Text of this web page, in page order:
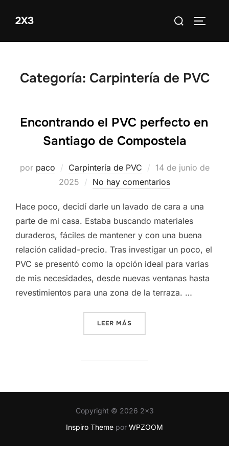
2X3 Buscar:
Categoría: Carpintería de PVC
Encontrando el PVC perfecto en
Santiago de Compostela
por paco Carpintería de PVC
Publicado
el
14 de junio de
2025
No hay comentarios
Hace poco, decidí darle un lavado de cara a una
parte de mi casa. Estaba buscando materiales
duraderos, fáciles de mantener y con una buena
relación calidad-precio. Tras investigar un poco, el
PVC se presentó como la opción ideal para varias
de mis necesidades, desde nuevas ventanas hasta
revestimientos para una zona de la terraza. …
LEER MÁS
Copyright © 2026 2x3
Inspiro Theme por WPZOOM